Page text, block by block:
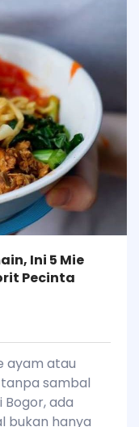
Ini 5 Mie
Pecinta
ayam atau
sambal
ada
bukan hanya